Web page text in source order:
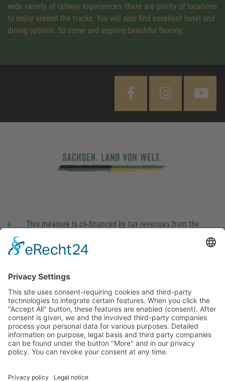
wide variety of railway experiences, there are plenty of locations
to enjoy around the tracks. You will also find excellent hotel and
dining options. So come and explore beautiful Saxony.
This measure is co-financed by tax revenues from the
Landtag (parliament).
This site uses consent-requiring cookies and third-party
technologies to integrate certain features. When you click the
"Accept All" button, these features are enabled (consent).
After consent is given, we and the involved third-party
companies process your personal data for various purposes.
companies can be found under the button "More" and in our